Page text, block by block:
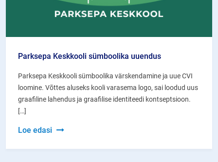
Parksepa Keskkooli sümboolika uuendus
Parksepa Keskkooli sümboolika värskendamine ja uue CVI
loomine. Võttes aluseks kooli varasema logo, sai loodud uus
graafiline lahendus ja graafilise identiteedi kontseptsioon.
[…]
Loe edasi
Parksepa